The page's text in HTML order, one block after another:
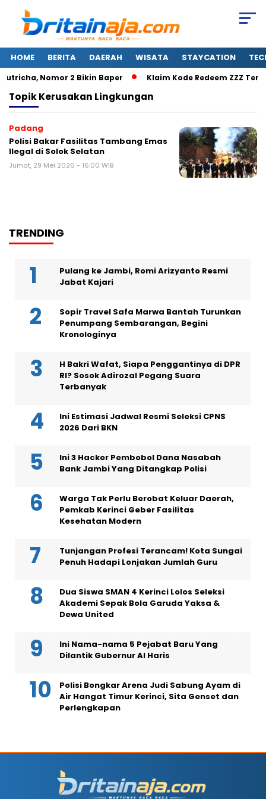
HOME BERITA DAERAH WISATA STAYCATION
Nomor 2 Bikin Baper Klaim Kode Redeem ZZZ
TopikKerusakan Lingkungan
Padang
Polisi Bakar Fasilitas Tambang Emas
Ilegal di Solok Selatan
Jumat, 29 Mei 2026 - 16:00 WIB
TRENDING
Pulang ke Jambi, Romi Arizyanto Resmi
Jabat Kajari
Sopir Travel Safa Marwa Bantah Turunkan
Penumpang Sembarangan, Begini
Kronologinya
H Bakri Wafat, Siapa Penggantinya di DPR
RI? Sosok Adirozal Pegang Suara
Terbanyak
Ini Estimasi Jadwal Resmi Seleksi CPNS
2026 Dari BKN
Ini 3 Hacker Pembobol Dana Nasabah
Bank Jambi Yang Ditangkap Polisi
Warga Tak Perlu Berobat Keluar Daerah,
Pemkab Kerinci Geber Fasilitas
Kesehatan Modern
Tunjangan Profesi Terancam! Kota Sungai
Penuh Hadapi Lonjakan Jumlah Guru
Dua Siswa SMAN 4 Kerinci Lolos Seleksi
Akademi Sepak Bola Garuda Yaksa &
Dewa United
Ini Nama-nama 5 Pejabat Baru Yang
Dilantik Gubernur Al Haris
Polisi Bongkar Arena Judi Sabung Ayam di
Air Hangat Timur Kerinci, Sita Genset dan
Perlengkapan